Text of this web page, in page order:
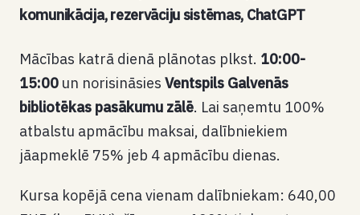
komunikācija, rezervāciju sistēmas, ChatGPT
Mācības katrā dienā plānotas plkst. 10:00-
15:00 un norisināsies Ventspils Galvenās
bibliotēkas pasākumu zālē. Lai saņemtu 100%
atbalstu apmācību maksai, dalībniekiem
jāapmeklē 75% jeb 4 apmācību dienas.
Kursa kopējā cena vienam dalībniekam: 640,00